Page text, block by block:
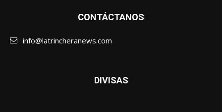
CONTÁCTANOS
info@latrincheranews.com
DIVISAS